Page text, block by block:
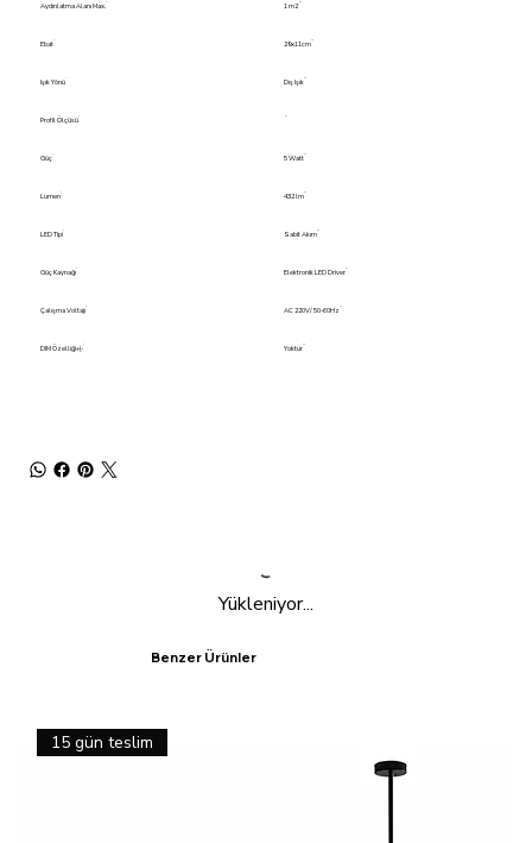
Aydınlatma Alanı Max. 1 m2
Ebat 29x11cm
Işık Yönü Dış Işık
Profil Ölçüsü
Güç 5 Watt
Lumen 432 lm
LED Tipi Sabit Akım
Güç Kaynağı Elektronik LED Driver
Çalışma Voltajı AC 220V/ 50-60Hz
DIM Özelliği+(- Yoktur
Yükleniyor...
Benzer Ürünler
15 gün teslim